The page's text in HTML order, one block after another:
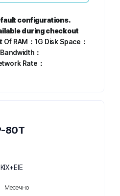
configurations.
during checkout
Of RAM：1G Disk Space：
：
Rate：
80T
Месечно